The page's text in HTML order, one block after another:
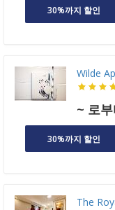
30%까지 할인
Wilde
~ 로
30%까지 할인
The